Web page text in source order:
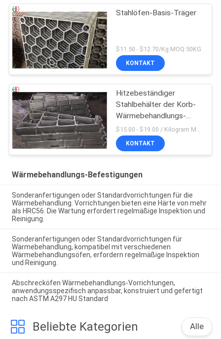
Stahlöfen-Basis-Träger
$11.50 - $12.70/Kg MOQ:50KG
KONTAKT
Hitzebeständiger
Stahlbehälter der Korb-
Wärmebehandlungs-
Befestigungs-2,4879
KONTAKT
Wärmebehandlungs-Befestigungen
Sonderanfertigungen oder Standardvorrichtungen für die
Wärmebehandlung. Vorrichtungen bieten eine Härte von mehr
als HRC56. Die Wartung erfordert regelmäßige Inspektion und
Reinigung.
Sonderanfertigungen oder Standardvorrichtungen für
Wärmebehandlung, kompatibel mit verschiedenen
Wärmebehandlungsöfen, erfordern regelmäßige Inspektion
und Reinigung.
Abschrecköfen Wärmebehandlungs-Vorrichtungen,
anwendungsspezifisch anpassbar, konstruiert und gefertigt
nach ASTM A297 HU Standard
Beliebte Kategorien Alle